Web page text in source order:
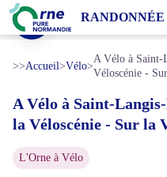
Mortagne au
>>Accueil>Vélo>
A Vélo à Saint-
Véloscénie -
A Vélo à Saint-
la Véloscénie - Sur la
L'Orne à Vélo